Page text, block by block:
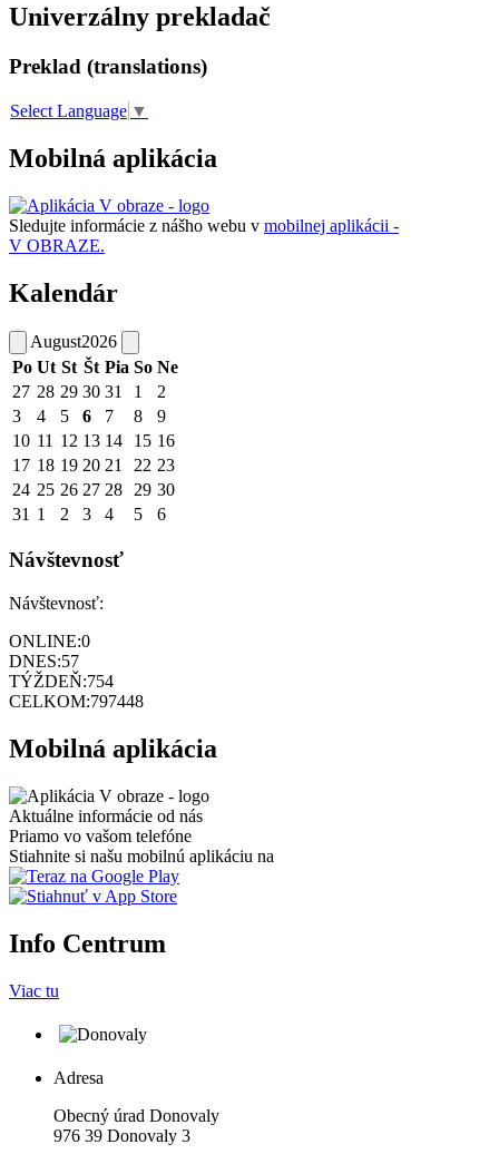
Univerzálny prekladač
Preklad (translations)
Select Language ▼
Mobilná aplikácia
Sledujte informácie z nášho webu v mobilnej aplikácii -
V OBRAZE.
Kalendár
August2026
Po Ut St Št Pia So Ne
27 28 29 30 31 1
2
3
4 5 6 7 8
9
10 11 12 13 14 15 16
17 18 19 20 21 22 23
24 25 26 27 28 29 30
31 1 2 3 4 5 6
Návštevnosť
Návštevnosť:
ONLINE:0
DNES:57
TÝŽDEŇ:754
CELKOM:797448
Mobilná aplikácia
Aktuálne informácie od nás
Priamo vo vašom telefóne
Stiahnite si našu mobilnú aplikáciu na
Info Centrum
Viac tu
Adresa
Obecný úrad Donovaly
976 39 Donovaly 3